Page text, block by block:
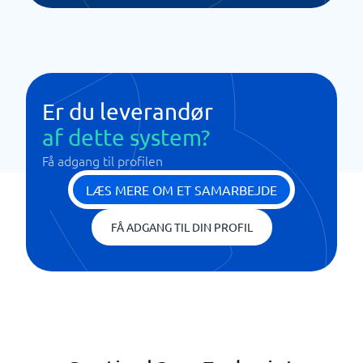
Er du leverandør
af dette system?
Få adgang til profilen
LÆS MERE OM ET SAMARBEJDE
FÅ ADGANG TIL DIN PROFIL